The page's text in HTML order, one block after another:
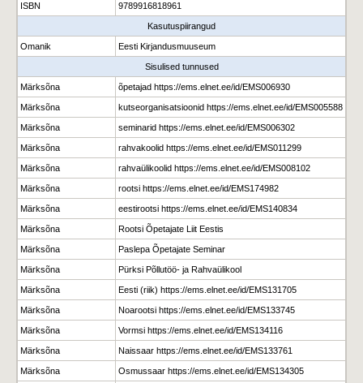
ISBN 9789916818961
Kasutuspiirangud
Omanik Eesti Kirjandusmuuseum
Sisulised tunnused
Märksõna õpetajad https://ems.elnet.ee/id/EMS006930
Märksõna kutseorganisatsioonid https://ems.elnet.ee/id/EMS005588
Märksõna seminarid https://ems.elnet.ee/id/EMS006302
Märksõna rahvakoolid https://ems.elnet.ee/id/EMS011299
Märksõna rahvaülikoolid https://ems.elnet.ee/id/EMS008102
Märksõna rootsi https://ems.elnet.ee/id/EMS174982
Märksõna eestirootsi https://ems.elnet.ee/id/EMS140834
Märksõna Rootsi Õpetajate Liit Eestis
Märksõna Paslepa Õpetajate Seminar
Märksõna Pürksi Põllutöö- ja Rahvaülikool
Märksõna Eesti (riik) https://ems.elnet.ee/id/EMS131705
Märksõna Noarootsi https://ems.elnet.ee/id/EMS133745
Märksõna Vormsi https://ems.elnet.ee/id/EMS134116
Märksõna Naissaar https://ems.elnet.ee/id/EMS133761
Märksõna Osmussaar https://ems.elnet.ee/id/EMS134305